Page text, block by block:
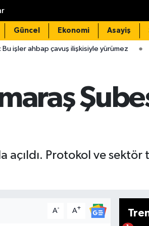
Güncel Ekonomi Asayiş
yürümez 20:52 Devrilen
açıldı. Protokol ve
A- A+